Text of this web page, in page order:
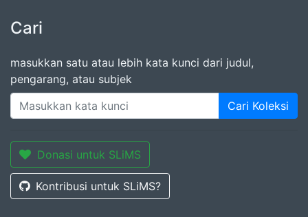
Cari
masukkan satu atau lebih kata kunci dari judul,
pengarang, atau subjek
Cari Koleksi
Donasi untuk SLiMS
Kontribusi untuk SLiMS?